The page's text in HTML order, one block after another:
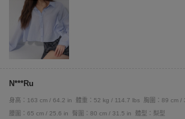
N***Ru
身高：163 cm / 64.2 in 體重：52 kg / 114.7 lbs
胸圍：89 cm /
腰圍：65 cm / 25.6 in
臀圍：80 cm / 31.5 in
體型：梨型